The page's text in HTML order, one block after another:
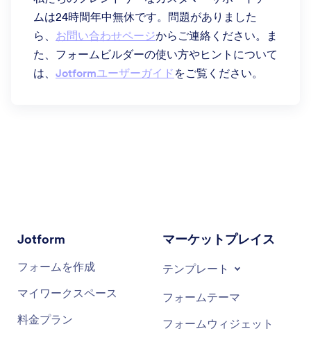
ムは24時間年中無休です。問題がありました
ら、 お問い合わせページからご連絡ください。ま
た、フォームビルダーの使い方やヒントについて
は、 Jotformユーザーガイド をご覧ください。
Jotform
フォームを作成
マイワークスペース
料金プラン
マーケットプレイス
テンプレート
フォームテーマ
フォームウィジェット